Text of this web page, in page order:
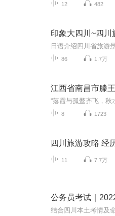
12 482
印象大四川~四川
86 1.7万
江西省南昌市滕
8 1723
四川旅游攻略 经
11 7.7万
公务员考试｜